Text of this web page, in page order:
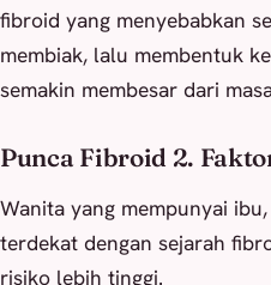
fibroid yang menyebabkan
membiak, lalu membentuk
semakin membesar dari
Punca Fibroid 2.
Wanita yang mempunyai
terdekat dengan sejarah
risiko lebih tinggi.